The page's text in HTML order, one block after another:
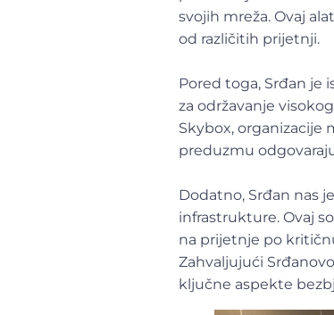
svojih mreža. Ovaj
od različitih prijetnji.
Pored toga, Srđan je
za održavanje
Skybox, organizacije
preduzmu
Dodatno, Srđan nas
infrastrukture. Ovaj
na prijetnje po
Zahvaljujući
ključne aspekte